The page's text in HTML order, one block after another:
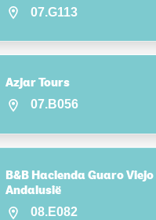
07.G113
Azjar Tours
07.B056
B&B Hacienda Guaro Viejo
Andalusië
08.E082